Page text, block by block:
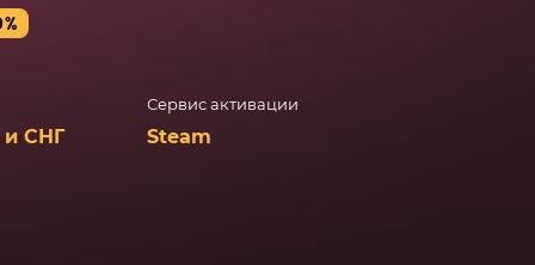
и СНГ
Сервис активации
Steam